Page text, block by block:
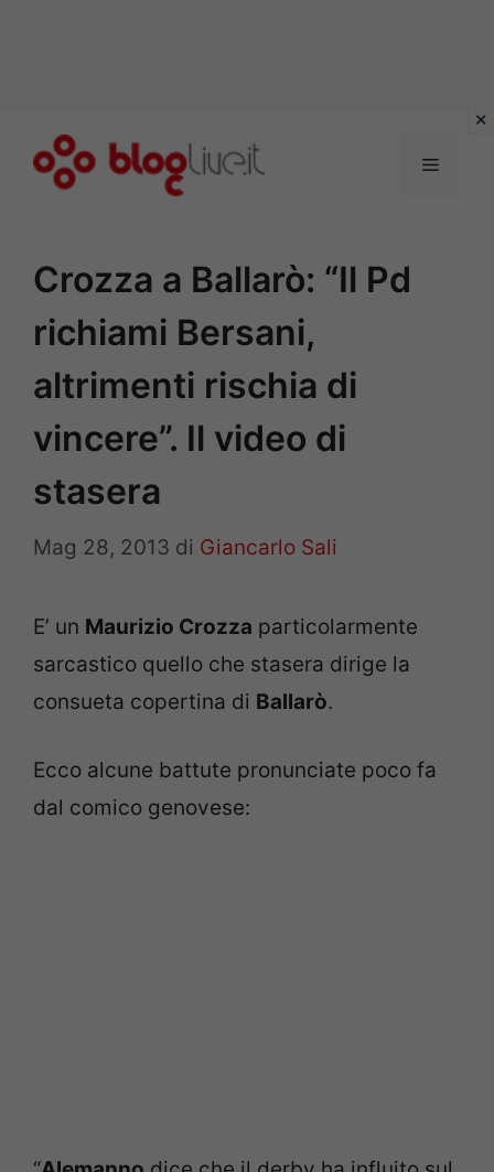
Menu
Crozza a Ballarò: “Il Pd
richiami Bersani,
altrimenti rischia di
vincere”. Il video di
stasera
Mag 28, 2013 di Giancarlo Sali
E’ un Maurizio Crozza particolarmente
sarcastico quello che stasera dirige la
consueta copertina di Ballarò.
Ecco alcune battute pronunciate poco fa
dal comico genovese: